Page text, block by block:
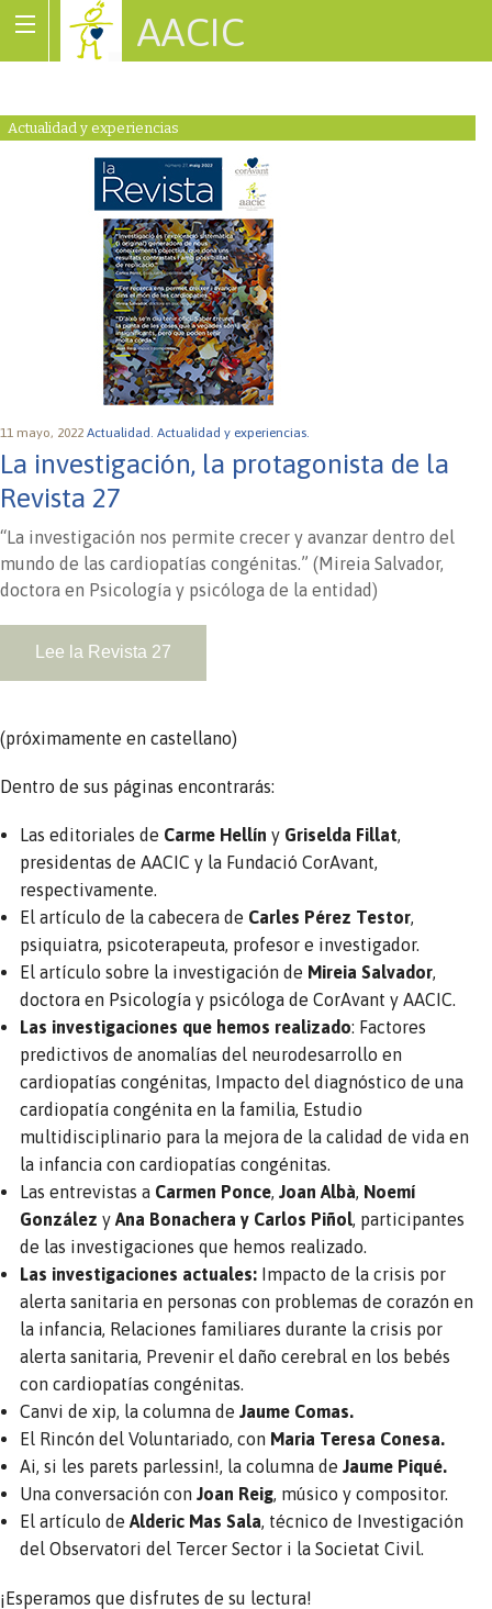
AACIC
Actualidad y experiencias
11 mayo, 2022 Actualidad. Actualidad y experiencias.
La investigación, la protagonista de la
Revista 27
“La investigación nos permite crecer y avanzar dentro del
mundo de las cardiopatías congénitas.” (Mireia Salvador,
doctora en Psicología y psicóloga de la entidad)
Lee la Revista 27
(próximamente en castellano)
Dentro de sus páginas encontrarás:⁣⁣
Las editoriales de Carme Hellín y Griselda Fillat
presidentas de AACIC y la Fundació CorAvant,
respectivamente.⁣⁣
El artículo de la cabecera de Carles Pérez Testor,
psiquiatra, psicoterapeuta, profesor e investigador.⁣⁣
El artículo sobre la investigación de Mireia Salvador,
doctora en Psicología y psicóloga de CorAvant y AACIC.⁣⁣
Las investigaciones que hemos realizado: Factores
predictivos de anomalías del neurodesarrollo en
cardiopatías congénitas, Impacto del diagnóstico de una
cardiopatía congénita en la familia, Estudio
multidisciplinario para la mejora de la calidad de vida en
la infancia con cardiopatías congénitas.
Las entrevistas a Carmen Ponce, Joan Albà Noemí
González y Ana Bonachera y Carlos Piñol , participantes
de las investigaciones que hemos realizado.⁣⁣
Las investigaciones actuales: Impacto de la crisis por
alerta sanitaria en personas con problemas de corazón en
la infancia, Relaciones familiares durante la crisis por
alerta sanitaria, Prevenir el daño cerebral en los bebés
con cardiopatías congénitas.
Canvi de xip, la columna de Jaume Comas.⁣⁣
El Rincón del Voluntariado, con Maria Teresa Conesa.⁣⁣
Ai, si les parets parlessin!, la columna de Jaume Piqué.⁣⁣
Una conversación con Joan Reig, músico y compositor.⁣⁣
El artículo de Alderic Mas Sala , técnico de Investigación
del Observatori del Tercer Sector i la Societat Civil.⁣⁣
¡Esperamos que disfrutes de su lectura!